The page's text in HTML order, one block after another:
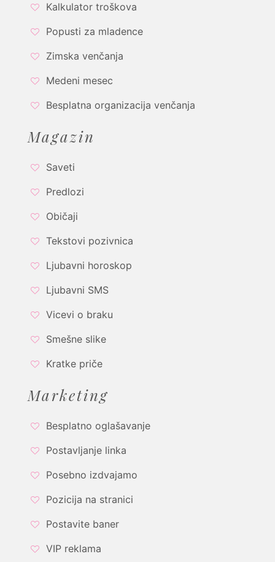
Kalkulator troškova
Popusti za mladence
Zimska venčanja
Medeni mesec
Besplatna organizacija venčanja
Magazin
Saveti
Predlozi
Običaji
Tekstovi pozivnica
Ljubavni horoskop
Ljubavni SMS
Vicevi o braku
Smešne slike
Kratke priče
Marketing
Besplatno oglašavanje
Postavljanje linka
Posebno izdvajamo
Pozicija na stranici
Postavite baner
VIP reklama